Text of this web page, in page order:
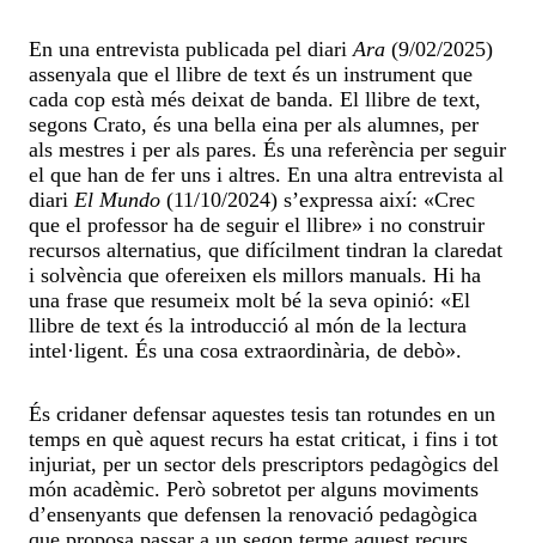
En una entrevista publicada pel diariAra (9/02/2025)
assenyala que el llibre de text és un instrument que
cada cop està més deixat de banda. El llibre de text,
segons Crato, és una bella eina per als alumnes, per
als mestres i per als pares. És una referència per seguir
el que han de fer uns i altres. En una altra entrevista al
diari El Mundo (11/10/2024) s’expressa així: «Crec
que el professor ha de seguir el llibre» i no construir
recursos alternatius, que difícilment tindran la claredat
i solvència que ofereixen els millors manuals. Hi ha
una frase que resumeix molt bé la seva opinió: «El
llibre de text és la introducció al món de la lectura
intel·ligent. És una cosa extraordinària, de debò».
És cridaner defensar aquestes tesis tan rotundes en un
temps en què aquest recurs ha estat criticat, i fins i tot
injuriat, per un sector dels prescriptors pedagògics del
món acadèmic. Però sobretot per alguns moviments
d’ensenyants que defensen la renovació pedagògica